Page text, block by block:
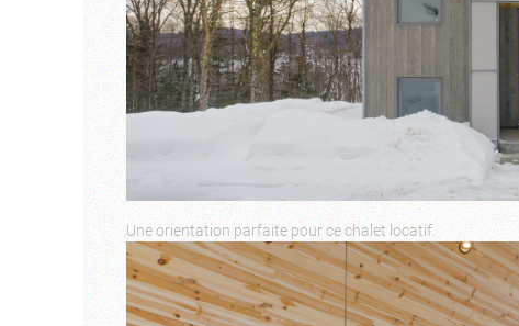
Une orientation parfaite pour ce chalet locatif.